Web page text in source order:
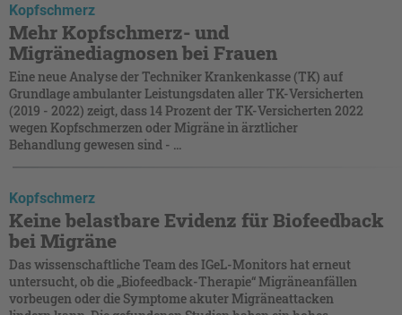
Kopfschmerz
Mehr Kopfschmerz- und
Migränediagnosen bei Frauen
Eine neue Analyse der Techniker Krankenkasse (TK) auf
Grundlage ambulanter Leistungsdaten aller TK-Versicherten
(2019 - 2022) zeigt, dass 14 Prozent der TK-Versicherten 2022
wegen Kopfschmerzen oder Migräne in ärztlicher
Behandlung gewesen sind - ...
Kopfschmerz
Keine belastbare Evidenz für Biofeedback
bei Migräne
Das wissenschaftliche Team des IGeL-Monitors hat erneut
untersucht, ob die „Biofeedback-Therapie“ Migräneanfällen
vorbeugen oder die Symptome akuter Migräneattacken